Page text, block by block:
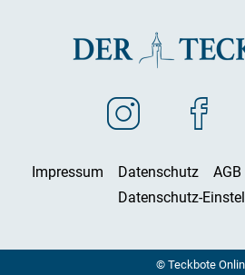
Impressum Datenschutz AGB
Datenschutz-
© Teckbote